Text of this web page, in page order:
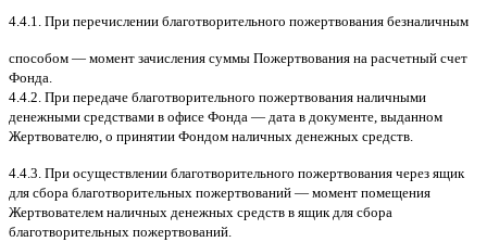
4.4.1. При перечислении благотворительного пожертвования безналичным
способом — момент зачисления суммы Пожертвования на расчетный счет
Фонда.
4.4.2. При передаче благотворительного пожертвования наличными
денежными средствами в офисе Фонда — дата в документе, выданном
Жертвователю, o принятии Фондом наличных денежных средств.
4.4.3. При осуществлении благотворительного пожертвования через ящик
для сбора благотворительных пожертвований — момент помещения
Жертвователем наличных денежных средств в ящик для сбора
благотворительных пожертвований.